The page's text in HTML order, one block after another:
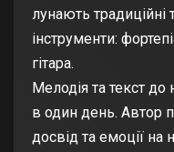
лунають традиційні
інструменти:
гітара.
Мелодія та текст до
в один день. Автор
досвід та емоції на